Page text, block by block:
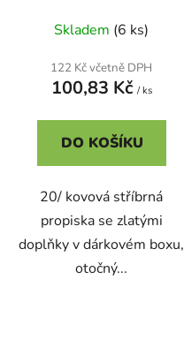
Skladem (6 ks)
122 Kč včetně DPH
100,83 Kč / ks
DO KOŠÍKU
20/ kovová stříbrná
propiska se zlatými
doplňky v dárkovém boxu,
otočný...